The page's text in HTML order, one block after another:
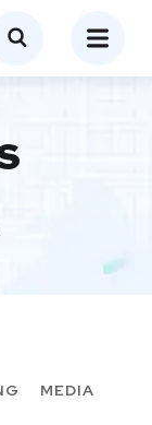
MEDIA